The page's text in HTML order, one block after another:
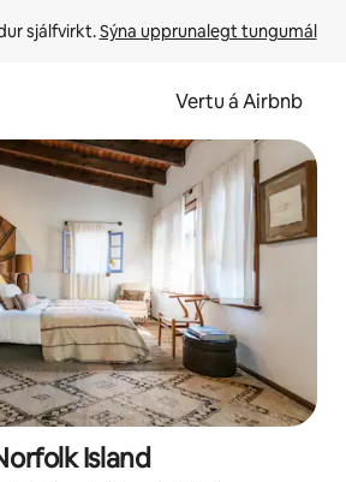
sjálfvirkt. Sýna upprunalegt tungumál
Vertu á Airbnb
Island